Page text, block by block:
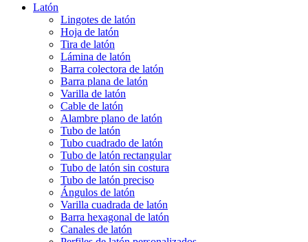
Latón
Lingotes de latón
Hoja de latón
Tira de latón
Lámina de latón
Barra colectora de latón
Barra plana de latón
Varilla de latón
Cable de latón
Alambre plano de latón
Tubo de latón
Tubo cuadrado de latón
Tubo de latón rectangular
Tubo de latón sin costura
Tubo de latón preciso
Ángulos de latón
Varilla cuadrada de latón
Barra hexagonal de latón
Canales de latón